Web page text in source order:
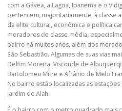
com a Gávea, a Lagoa, Ipanema e o
pertencem, majoritariamente, à classe
da elite cultural, econômica e política
moradores de classe média,
bairro há muitos anos, além dos
São Sebastião. Algumas de suas vias
Delfim Moreira, Visconde de
Bartolomeu Mitre e Afrânio de Melo
No bairro estão localizadas as
Jardim de Alah.